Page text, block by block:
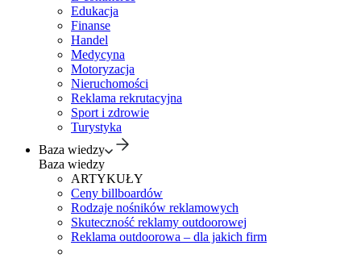
Edukacja
Finanse
Handel
Medycyna
Motoryzacja
Nieruchomości
Reklama rekrutacyjna
Sport i zdrowie
Turystyka
Baza wiedzy
Baza wiedzy
ARTYKUŁY
Ceny billboardów
Rodzaje nośników reklamowych
Skuteczność reklamy outdoorowej
Reklama outdoorowa – dla jakich firm